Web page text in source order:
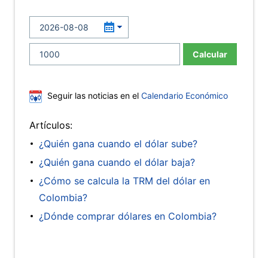
Calcular
Seguir las noticias en el Calendario Económico
Artículos:
¿Quién gana cuando el dólar sube?
¿Quién gana cuando el dólar baja?
¿Cómo se calcula la TRM del dólar en
Colombia?
¿Dónde comprar dólares en Colombia?